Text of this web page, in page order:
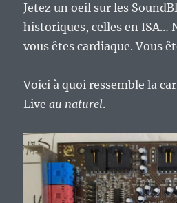
Jetez un oeil sur les
historiques, celles en ISA…
vous êtes cardiaque. Vous
Voici à quoi ressemble la
Liveau naturel.